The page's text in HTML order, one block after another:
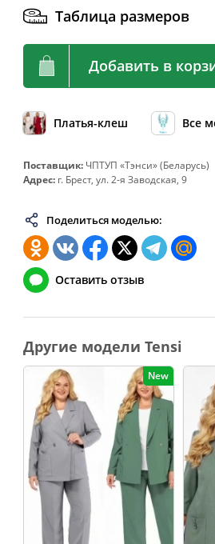
64
128
66
132
68
136
72
76
152 132-
80
160
82
164 144-
Таблица размеров
Добавить в
Платья-клеш Все
Поставщик: ЧПТУП «Тэнси» (Беларусь)
Адрес: г. Брест, ул. 2-я Заводская, 9
Поделиться моделью:
Оставить отзыв
Другие модели Tensi
New